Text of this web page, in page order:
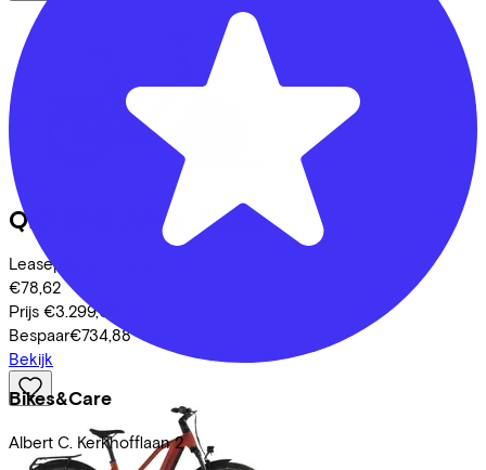
Bikes&Care
Albert C. Kerkhofflaan 2
QIO EINS AP-8 (2025)
Leaseprijs p/m vanaf
€78,62
Prijs €3.299,00
Bespaar€734,88
Bekijk